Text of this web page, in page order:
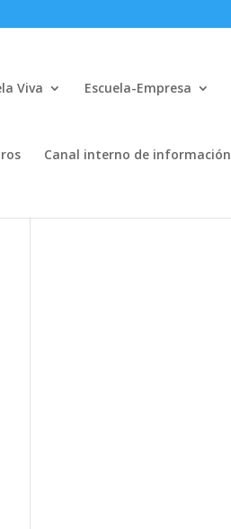
Viva Escuela-Empresa
Canal interno de información